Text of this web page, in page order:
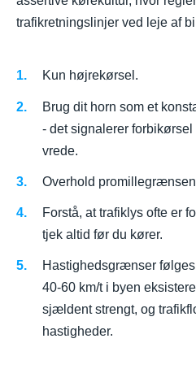
trafikretningslinjer ved leje af
Kun højrekørsel.
Brug dit horn som et
- det signalerer
vrede.
Overhold
Forstå, at trafiklys ofte er
tjek altid før du kører.
Hastighedsgrænser
40-60 km/t i byen
sjældent strengt, og
hastigheder.